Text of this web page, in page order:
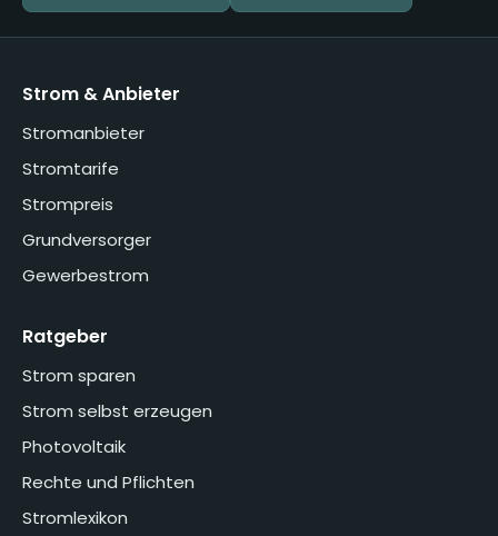
Strom & Anbieter
Stromanbieter
Stromtarife
Strompreis
Grundversorger
Gewerbestrom
Ratgeber
Strom sparen
Strom selbst erzeugen
Photovoltaik
Rechte und Pflichten
Stromlexikon